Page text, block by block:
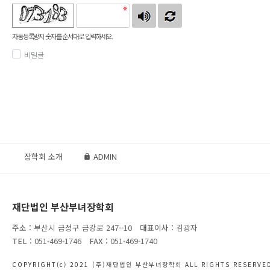
자동등록방지 숫자를 순서대로 입력하세요.
비밀글
장학회 소개 ADMIN
재단법인 부산부녀장학회
주소 : 부산시 금정구 금강로 247--10 대표이사 : 김광자
TEL : 051-469-1746 FAX : 051-469-1740
COPYRIGHT(c) 2021 (주)재단법인 부산부녀장학회 ALL RIGHTS